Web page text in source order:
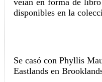
veían en forma de
disponibles en la
Se casó con Phyllis
Eastlands en